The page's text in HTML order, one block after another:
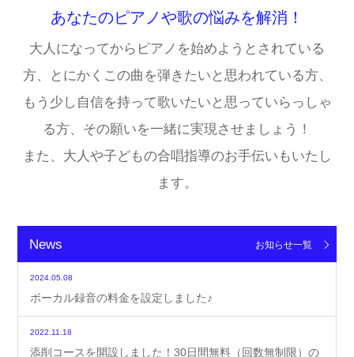
もいろいろな曲の簡単楽譜
あなたのピアノや歌の悩みを解消！
大人になってからピアノを始めようとされている
方、とにかくこの曲を弾きたいと思われている方、
もう少し自信を持って歌いたいと思っていらっしゃ
る方、その願いを一緒に実現させましょう！
また、大人や子どもの合唱指導のお手伝いもいたし
ます。
News お知らせ一覧
2024.05.08
ボーカル録音の料金を設定しました♪
2022.11.18
添削コースを開設しました！30日間無料（回数無制限）の